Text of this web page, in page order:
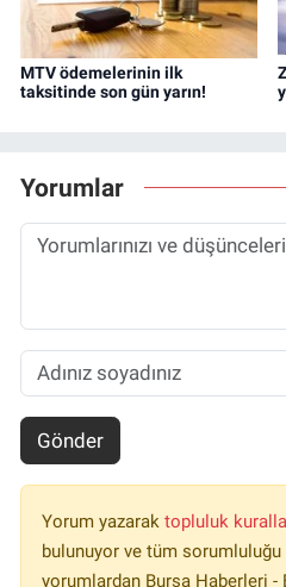
MTV ödemelerinin ilk
taksitinde son gün yarın!
Yorumlar
Gönder
Yorum yazarak topluluk
bulunuyor ve tüm sorumluluğu
yorumlardan Bursa Haberleri -